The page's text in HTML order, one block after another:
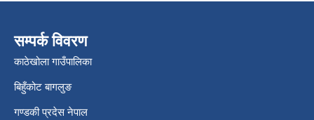
सम्पर्क विवरण
काठेखोला गाउँपालिका
बिहुँकोट बागलुङ
गण्डकी प्रदेस नेपाल